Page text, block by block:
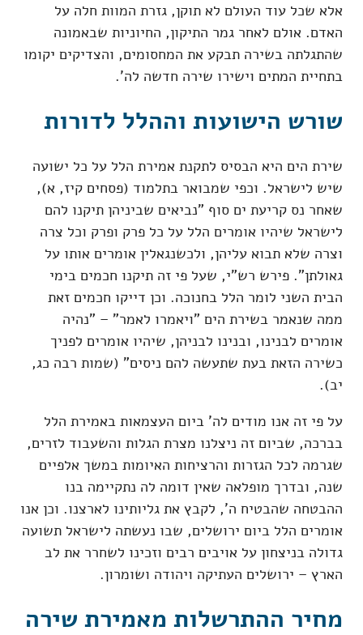
אלא שכל עוד העולם לא תוקן, גזרת המוות חלה על
האדם. אולם לאחר גמר התיקון, החיוניות שבאמונה
שהתגלתה בשירה תבקע את המחסומים, והצדיקים יקומו
בתחיית המתים וישירו שירה חדשה לה'.
שורש הישועות וההלל לדורות
שירת הים היא הבסיס לתקנת אמירת הלל על כל ישועה
שיש לישראל. וכפי שמבואר בתלמוד (פסחים קיז, א),
שאחר נס קריעת ים סוף "נביאים שביניהן תיקנו להם
לישראל שיהיו אומרים הלל על כל פרק ופרק וכל צרה
וצרה שלא תבוא עליהן, ולכשנגאלין אומרים אותו על
גאולתן". פירש רש"י, שעל פי זה תיקנו חכמים בימי
הבית השני לומר הלל בחנוכה. וכן דייקו חכמים זאת
ממה שנאמר בשירת הים "ויאמרו לאמר" – "נהיה
אומרים לבנינו, ובנינו לבניהן, שיהיו אומרים לפניך
כשירה הזאת בעת שתעשה להם ניסים" (שמות רבה כג,
יב).
על פי זה אנו מודים לה' ביום העצמאות באמירת הלל
בברכה, שביום זה ניצלנו מצרת הגלות והשעבוד לזרים,
שגרמה לכל הגזרות והרציחות האיומות במשך אלפיים
שנה, ובדרך מופלאה שאין דומה לה נתקיימה בנו
ההבטחה שהבטיח ה', לקבץ את גליותינו לארצנו. וכן אנו
אומרים הלל ביום ירושלים, שבו נעשתה לישראל תשועה
גדולה בניצחון על אויבים רבים וזכינו לשחרר את לב
הארץ – ירושלים העתיקה ויהודה ושומרון.
מחיר ההתרשלות מאמירת שירה